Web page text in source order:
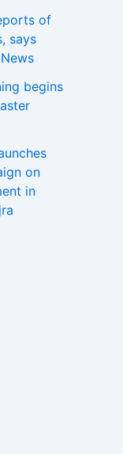
of
says
begins
on
in